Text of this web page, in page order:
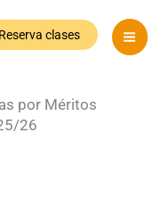
Reserva clases
por Méritos
26